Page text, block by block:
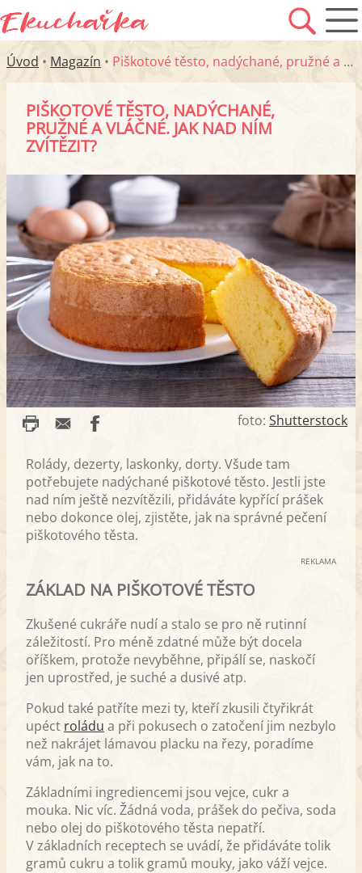
Úvod • Magazín • Piškotové těsto, nadýchané, pružné a vláčné. Jak nad ním zvítězit?
PIŠKOTOVÉ TĚSTO, NADÝCHANÉ,
PRUŽNÉ A VLÁČNÉ. JAK NAD NÍM
ZVÍTĚZIT?
foto: Shutterstock
Rolády, dezerty, laskonky, dorty. Všude tam
potřebujete nadýchané piškotové těsto. Jestli jste
nad ním ještě nezvítězili, přidáváte kypřící prášek
nebo dokonce olej, zjistěte, jak na správné pečení
piškotového těsta.
REKLAMA
ZÁKLAD NA PIŠKOTOVÉ TĚSTO
Zkušené cukráře nudí a stalo se pro ně rutinní
záležitostí. Pro méně zdatné může být docela
oříškem, protože nevyběhne, připálí se, naskočí
jen uprostřed, je suché a dusivé atp.
Pokud také patříte mezi ty, kteří zkusili čtyřikrát
upéct roládu a při pokusech o zatočení jim nezbylo
než nakrájet lámavou placku na řezy, poradíme
vám, jak na to.
Základními ingrediencemi jsou vejce, cukr a
mouka. Nic víc. Žádná voda, prášek do pečiva, soda
nebo olej do piškotového těsta nepatří.
V základních receptech se uvádí, že přidáváte tolik
gramů cukru a tolik gramů mouky, jako váží vejce.